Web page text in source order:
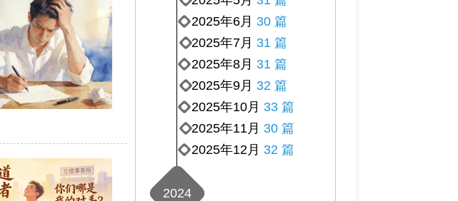
2025年12月 32 篇
2025年11月 30 篇
2025年10月 33 篇
2025年9月 32 篇
2025年8月 31 篇
2025年7月 31 篇
2025年6月 30 篇
2024